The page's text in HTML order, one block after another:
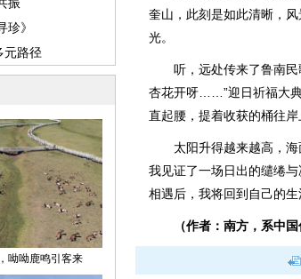
奎山，此刻是如此清晰，
光。
听，远处传来了鲁南民
杏花开呀……”迎日祈福大
直起腰，提着收获的桶往
太阳升得越来越高，海面
我见证了一场日出的缱绻
相遇后，我将回到自己的
（作者：南方，系中